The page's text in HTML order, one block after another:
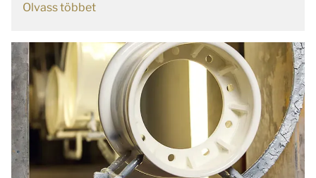
Olvass többet